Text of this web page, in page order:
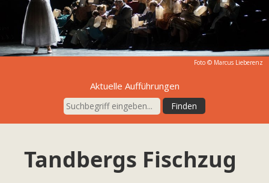
Foto © Marcus Lieberenz
Aktuelle Aufführungen
Tandbergs Fischzug